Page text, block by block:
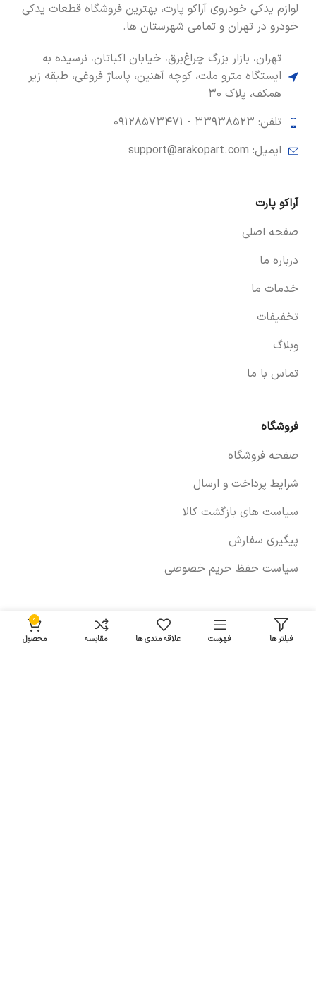
لوازم یدکی خودروی آراکو پارت، بهترین فروشگاه قطعات یدکی
خودرو در تهران و تمامی شهرستان ها.
تهران، بازار بزرگ چراغ‌برق، خیابان اکباتان، نرسیده به
ایستگاه مترو ملت، کوچه آهنین، پاساژ فروغی، طبقه زیر
همکف، پلاک ۳۰
تلفن: ۳۳۹۳۸۵۲۳ -
۰۹۱۲۸۵۷۳۴۷۱
ایمیل: support@arakopart.com
آراکو پارت
صفحه اصلی
درباره ما
خدمات ما
تخفیفات
وبلاگ
تماس با ما
فروشگاه
صفحه فروشگاه
شرایط پرداخت و ارسال
سیاست های بازگشت کالا
پیگیری سفارش
سیاست حفظ حریم خصوصی
خودروها
فیلتر ها فهرست علاقه مندی ها مقایسه
0
محصول